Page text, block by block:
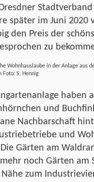
später im Juni 2020
den Preis der
zu
Wohnhauslaube in der Anlage aus
Foto: S. Hennig
haben
und
Nachbarschaft
und
Gärten am
noch Gärten am
Nähe zum